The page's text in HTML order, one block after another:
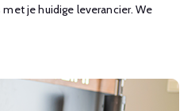
je huidige leverancier. We